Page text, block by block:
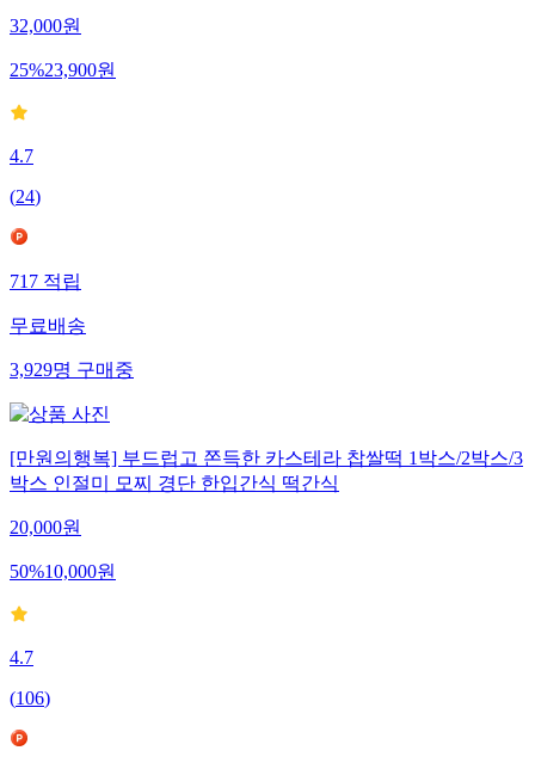
32,000원
25%23,900원
4.7
(24)
717적립
무료배송
3,929명구매중
[만원의행복] 부드럽고 쫀득한 카스테라 찹쌀떡 1박스/2박스/3
박스 인절미 모찌 경단 한입간식 떡간식
20,000원
50%10,000원
4.7
(106)